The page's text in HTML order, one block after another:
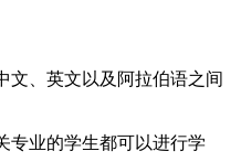
文、英文以及阿拉伯语之间
专业的学生都可以进行学